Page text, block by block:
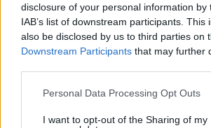
disclosure of your personal information by
IAB’s list of downstream participants. This
also be disclosed by us to third parties on
Downstream Participants that may further
Please note that this website/app uses
not limited to your visit or usage
Personal Data Processing Opt Outs
I want to opt-out of the Sharing of my
Μια βιοτεχνολόγος έχασε 10 κιλά
στερηθεί το αγαπημένο της
συνήθειες που έκαναν τη διαφορά